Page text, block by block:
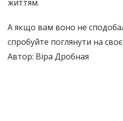
життям.
А якщо вам воно не
спробуйте поглянути на
Автор: Віра Дробная